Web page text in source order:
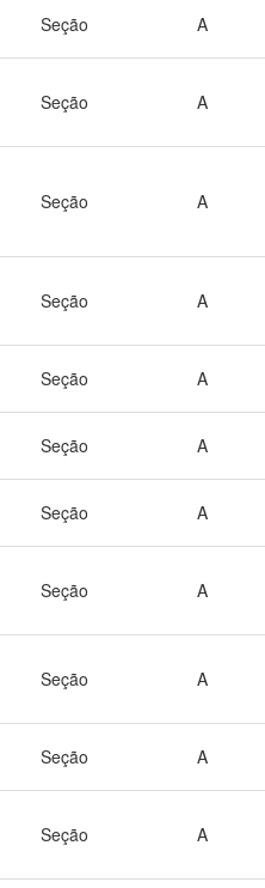
Seção A
Seção A
Seção A
Seção A
Seção A
Seção A
Seção A
Seção A
Seção A
Seção A
Seção A